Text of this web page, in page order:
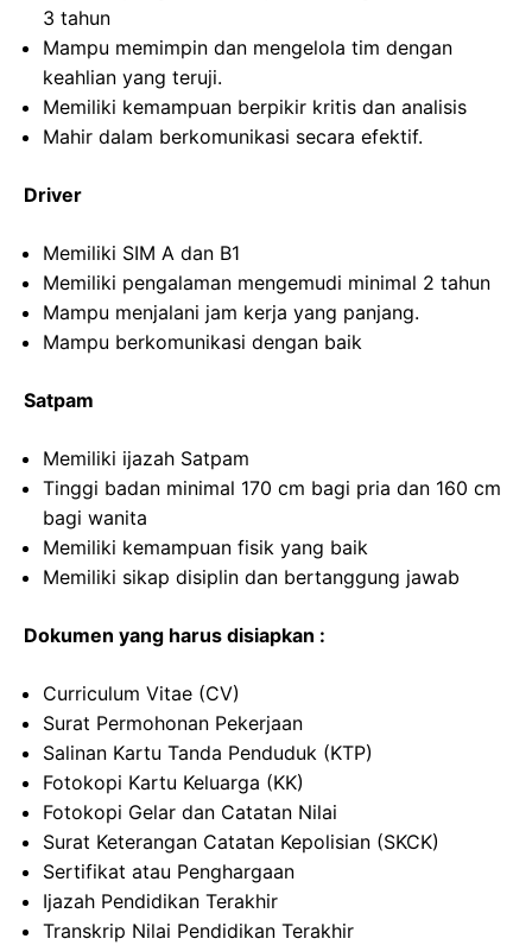
3 tahun
Mampu memimpin dan mengelola tim dengan
keahlian yang teruji.
Memiliki kemampuan berpikir kritis dan analisis
Mahir dalam berkomunikasi secara efektif.
Driver
Memiliki SIM A dan B1
Memiliki pengalaman mengemudi minimal 2 tahun
Mampu menjalani jam kerja yang panjang.
Mampu berkomunikasi dengan baik
Satpam
Memiliki ijazah Satpam
Tinggi badan minimal 170 cm bagi pria dan 160 cm
bagi wanita
Memiliki kemampuan fisik yang baik
Memiliki sikap disiplin dan bertanggung jawab
Dokumen yang harus disiapkan :
Curriculum Vitae (CV)
Surat Permohonan Pekerjaan
Salinan Kartu Tanda Penduduk (KTP)
Fotokopi Kartu Keluarga (KK)
Fotokopi Gelar dan Catatan Nilai
Surat Keterangan Catatan Kepolisian (SKCK)
Sertifikat atau Penghargaan
Ijazah Pendidikan Terakhir
Transkrip Nilai Pendidikan Terakhir